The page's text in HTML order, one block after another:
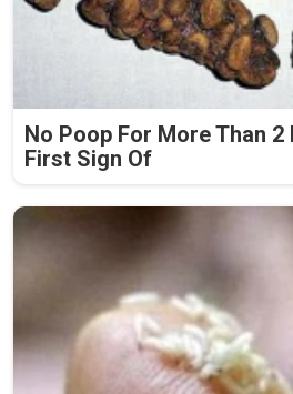
No Poop For More Than 2
First Sign Of